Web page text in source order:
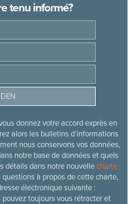
tenu informé?
donnez votre accord exprès en
alors les bulletins d’informations
nous conservons vos données,
notre base de données et quels
détails dans notre nouvellecharte
questions à propos de cette charte,
électronique suivante :
pouvez toujours vous rétracter et